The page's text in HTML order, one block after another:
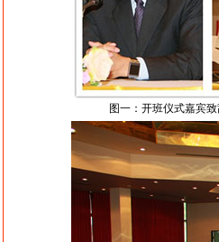
图一：开班仪式嘉宾